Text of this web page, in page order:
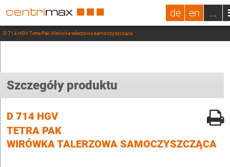
de en ...
D 714 HGV Tetra Pak Wirówka talerzowa samoczyszcząca
Szczegóły produktu
D 714 HGV
TETRA PAK
WIRÓWKA TALERZOWA SAMOCZYSZCZĄCA